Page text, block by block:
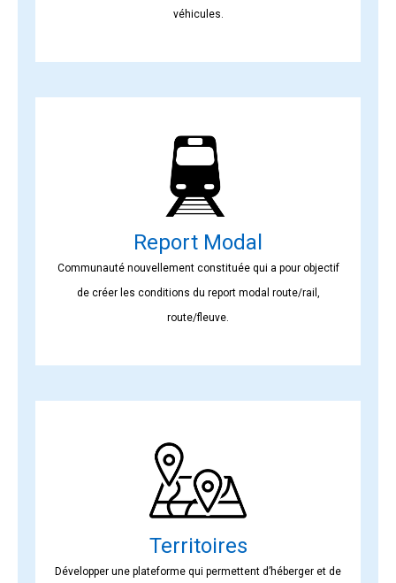
véhicules.
Report Modal
Communauté nouvellement constituée qui a pour objectif
de créer les conditions du report modal route/rail,
route/fleuve.
Territoires
Développer une plateforme qui permettent d’héberger et de